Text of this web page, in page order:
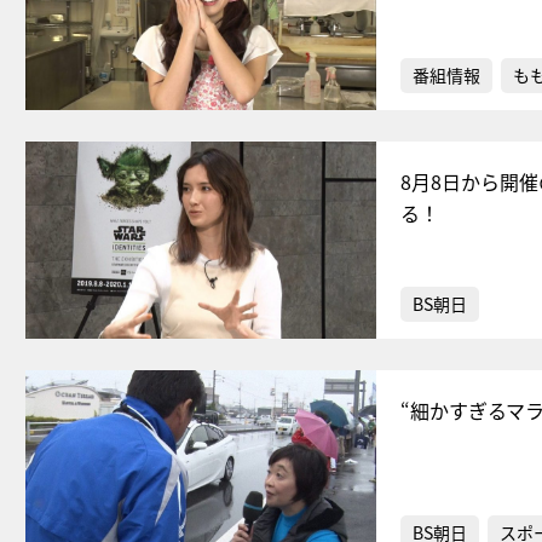
番組情報 も
8月8日から開
る！
BS朝日
“細かすぎるマ
BS朝日 スポ